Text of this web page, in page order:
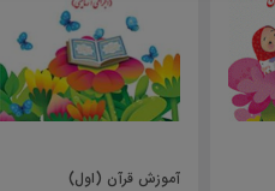
علوم تجربی (اول)